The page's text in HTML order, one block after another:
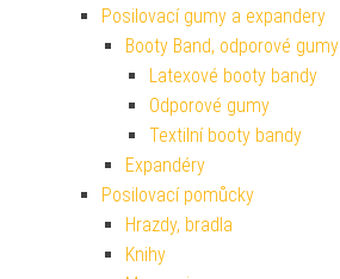
Posilovací gumy a expandery
Booty Band, odporové gumy
Latexové booty bandy
Odporové gumy
Textilní booty bandy
Expandéry
Posilovací pomůcky
Hrazdy, bradla
Knihy